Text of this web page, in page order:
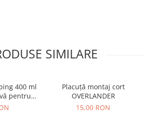
SIMILARE
400 ml
pentru
Placuță montaj cort
OVERLANDER
15,00 RON